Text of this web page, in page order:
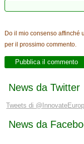
Do il mio consenso affinché
per il prossimo commento.
News da Twitter
Tweets di
News da